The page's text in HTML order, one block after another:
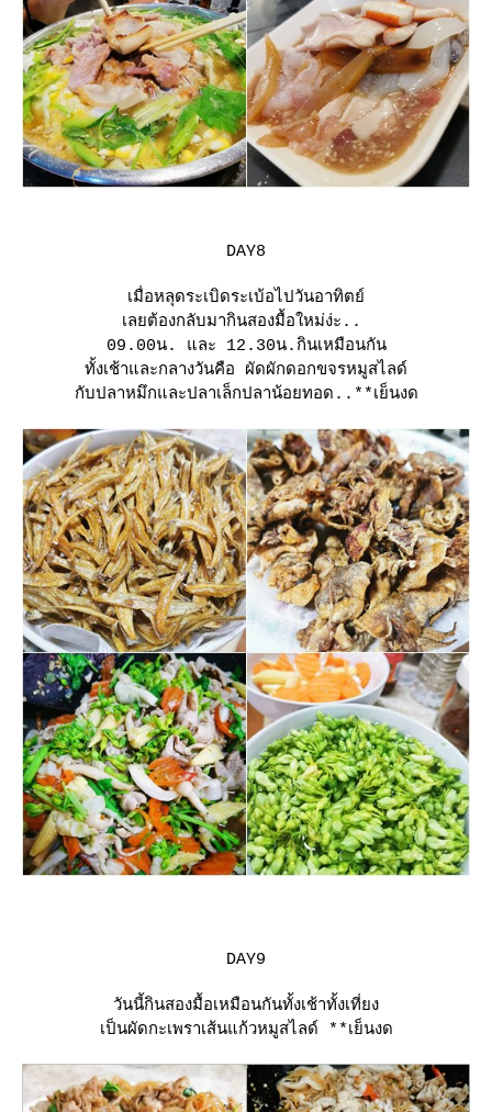
DAY8
เมื่อหลุดระเบิดระเบ้อไปวันอาทิตย์
เลยต้องกลับมากินสองมื้อใหม่ง่ะ..
09.00น. และ 12.30น.กินเหมือนกัน
ทั้งเช้าและกลางวันคือ ผัดผักดอกขจรหมูสไลด์
กับปลาหมึกและปลาเล็กปลาน้อยทอด.. **เย็นงด
DAY9
วันนี้กินสองมื้อเหมือนกันทั้งเช้าทั้งเที่ยง
เป็นผัดกะเพราเส้นแก้วหมูสไลด์
**เย็นงด